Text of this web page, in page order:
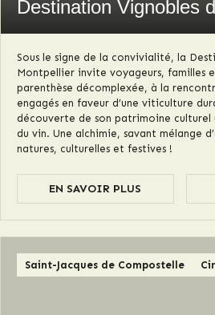
Destination Vignobles
Sous le signe de la convivialité, la
Montpellier invite voyageurs, familles
parenthèse décomplexée, à la
engagés en faveur d’une viticulture
découverte de son patrimoine culturel
du vin. Une alchimie, savant mélange
natures, culturelles et festives !
EN SAVOIR PLUS
Saint-Jacques de Compostelle